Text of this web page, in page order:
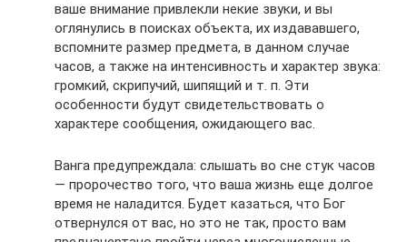
ваше внимание привлекли некие звуки, и вы
оглянулись в поисках объекта, их издававшего,
вспомните размер предмета, в данном случае
часов, а также на интенсивность и характер звука:
громкий, скрипучий, шипящий и т. п. Эти
особенности будут свидетельствовать о
характере сообщения, ожидающего вас.
Ванга предупреждала: слышать во сне стук часов
— пророчество того, что ваша жизнь еще долгое
время не наладится. Будет казаться, что Бог
отвернулся от вас, но это не так, просто вам